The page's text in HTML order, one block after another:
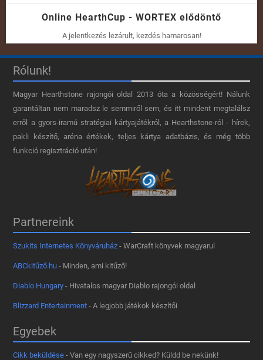
Online HearthCup - WORTEX elődöntő
A jelentkezés lezárult, kezdés hamarosan!
Rólunk!
Magyar Hearthstone​ rajongói oldal 2013 óta a közösségért! Nálunk
garantáltan nem maradsz le semmiről sem, és itt mindent megtalálsz
erről a gyors-iramú stratégiai kártyajátékról, a Hearthstone-ról - hírek,
pakli készítő, aréna értékek, teljes kártya adatbázis, és még több
funkció regisztráció után!
Partnereink
Szukits Internetes Könyváruház - WarCraft könyvek magyarul
ABCkitűző.hu - Minden, ami kitűző!
Diablo Hungary - Hivatalos magyar Diablo rajongói oldal
Blizzard Entertainment - A legjobb játékok készítői
Egyebek
Cikk beküldése - Van egy nagyszerű cikked? Küldd be nekünk!